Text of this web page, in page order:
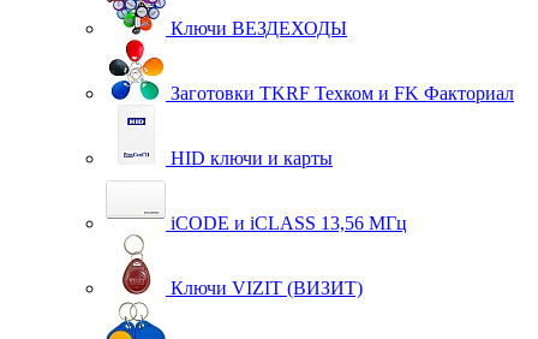
Ключи ВЕЗДЕХОДЫ
Заготовки TKRF Техком и FK Факториал
HID ключи и карты
iCODE и iCLASS 13,56 МГц
Ключи VIZIT (ВИЗИТ)